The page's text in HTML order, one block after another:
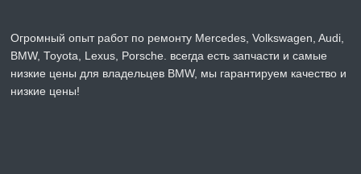
Огромный опыт работ по ремонту Mercedes, Volkswagen, Audi,
BMW, Toyota, Lexus, Porsche. всегда есть запчасти и самые
низкие цены для владельцев BMW, мы гарантируем качество и
низкие цены!